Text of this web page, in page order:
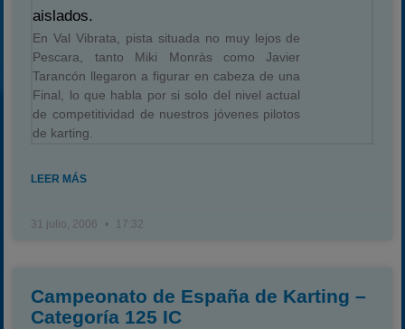
aislados.
En Val Vibrata, pista situada no muy lejos de
Pescara, tanto Miki Monràs como Javier
Tarancón llegaron a figurar en cabeza de una
Final, lo que habla por si solo del nivel actual
de competitividad de nuestros jóvenes pilotos
de karting.
LEER MÁS
31 julio, 2006 17:32
Campeonato de España de Karting –
Categoría 125 IC